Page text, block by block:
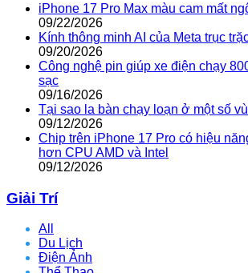
iPhone 17 Pro Max màu cam mất
09/22/2026
Kính thông minh AI của Meta trục
09/20/2026
Công nghệ pin giúp xe điện chạy
sạc
09/16/2026
Tại sao la bàn chạy loạn ở một số
09/12/2026
Chip trên iPhone 17 Pro có hiệu
hơn CPU AMD và Intel
09/12/2026
Giải Trí
All
Du Lịch
Điện Ảnh